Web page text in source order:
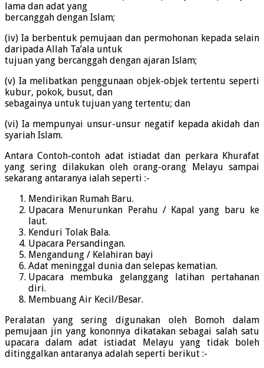
lama dan adat yang
bercanggah dengan Islam;
(iv) Ia berbentuk pemujaan dan permohonan kepada selain
daripada Allah Ta’ala untuk
tujuan yang bercanggah dengan ajaran Islam;
(v) Ia melibatkan penggunaan objek-objek tertentu seperti
kubur, pokok, busut, dan
sebagainya untuk tujuan yang tertentu; dan
(vi) Ia mempunyai unsur-unsur negatif kepada akidah dan
syariah Islam.
Antara Contoh-contoh adat istiadat dan perkara Khurafat
yang sering dilakukan oleh orang-orang Melayu sampai
sekarang antaranya ialah seperti :-
Mendirikan Rumah Baru.
Upacara Menurunkan Perahu / Kapal yang baru ke
laut.
Kenduri Tolak Bala.
Upacara Persandingan.
Mengandung / Kelahiran bayi
Adat meninggal dunia dan selepas kematian.
Upacara membuka gelanggang latihan pertahanan
diri.
Membuang Air Kecil/Besar.
Peralatan yang sering digunakan oleh Bomoh dalam
pemujaan jin yang kononnya dikatakan sebagai salah satu
upacara dalam adat istiadat Melayu yang tidak boleh
ditinggalkan antaranya adalah seperti berikut :-